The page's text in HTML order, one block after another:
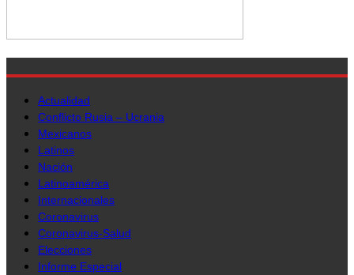
Actualidad
Conflicto Rusia – Ucrania
Mexicanos
Latinos
Nación
Latinoamérica
Internacionales
Coronavirus
Coronavirus-Salud
Elecciones
Informe Especial